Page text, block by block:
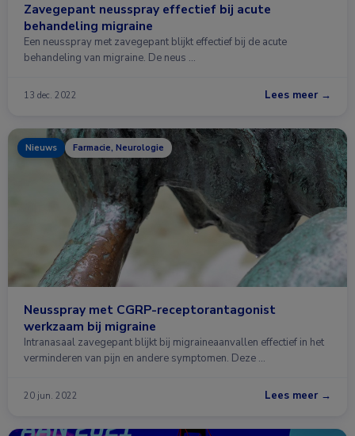
Zavegepant neusspray effectief bij acute
behandeling migraine
Een neusspray met zavegepant blijkt effectief bij de acute
behandeling van migraine. De neus …
13 dec. 2022 Lees meer →
Nieuws Farmacie, Neurologie
Neusspray met CGRP-receptorantagonist
werkzaam bij migraine
Intranasaal zavegepant blijkt bij migraineaanvallen effectief in het
verminderen van pijn en andere symptomen. Deze …
20 jun. 2022 Lees meer →